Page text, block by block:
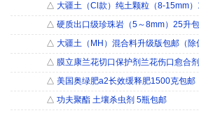
△ 大疆土（Cl款）纯土颗粒（8-15mm）
△ 硬质出口级珍珠岩（5～8mm）25升
△ 大疆土（MH）混合料升级版包邮（除
△ 膜立康兰花切口保护剂兰花伤口愈合
△ 美国奥绿肥a2长效缓释肥1500克包邮
△ 功夫聚酯 土壤杀虫剂 5瓶包邮